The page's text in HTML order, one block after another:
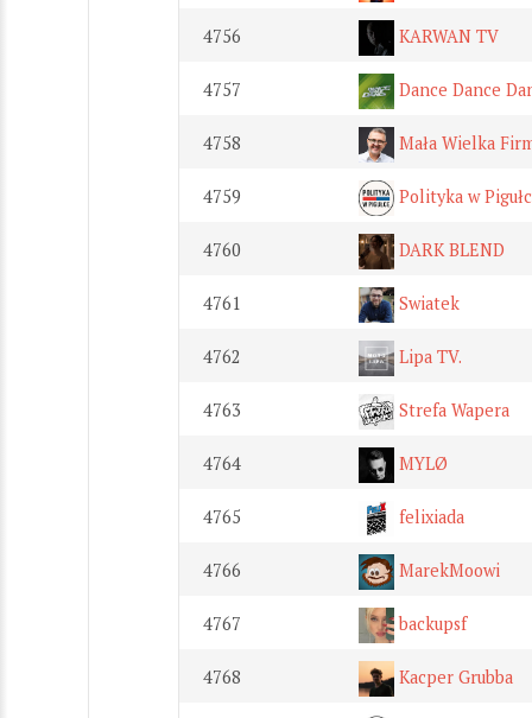
4756 KARWAN TV
4757 Dance Dance
4758 Mała Wielka
4759 Polityka w
4760 DARK BLEND
4761 Swiatek
4762 Lipa TV.
4763 Strefa Wapera
4764 MYLØ
4765 felixiada
4766 MarekMoowi
4767 backupsf
4768 Kacper Grubba